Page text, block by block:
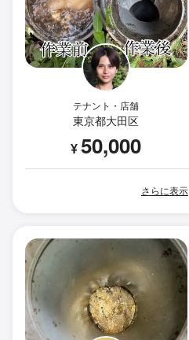
テナント・店舗
東京都大田区
¥50,000
さらに表示